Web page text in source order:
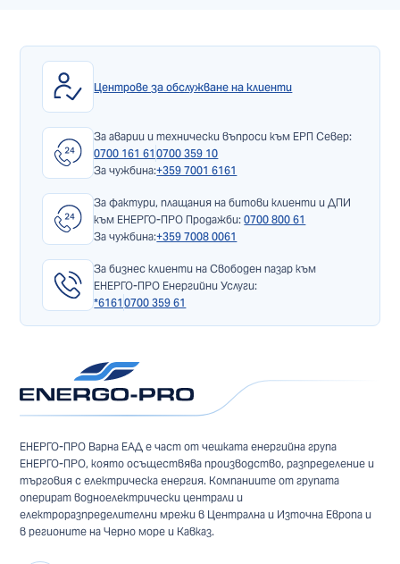
Центрове за обслужване на клиенти
За аварии и технически въпроси към ЕРП Север:
0700 161 61 0700 359 10
За чужбина:+359 7001 6161
За фактури, плащания на битови клиенти и ДПИ
към ЕНЕРГО-ПРО Продажби:0700 800 61
За чужбина:+359 7008 0061
За бизнес клиенти на Свободен пазар към
ЕНЕРГО-ПРО Енергийни Услуги:
*6161 0700 359 61
ЕНЕРГО-ПРО Варна ЕАД е част от чешката енергийна група
ЕНЕРГО-ПРО, която осъществява производство, разпределение и
търговия с електрическа енергия. Компаниите от групата
оперират водноелектрически централи и
електроразпределителни мрежи в Централна и Източна Европа и
в регионите на Черно море и Кавказ.